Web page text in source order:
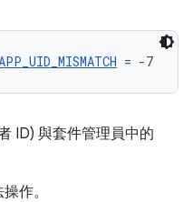
= -7
ID) 與套件管理員中的
作。